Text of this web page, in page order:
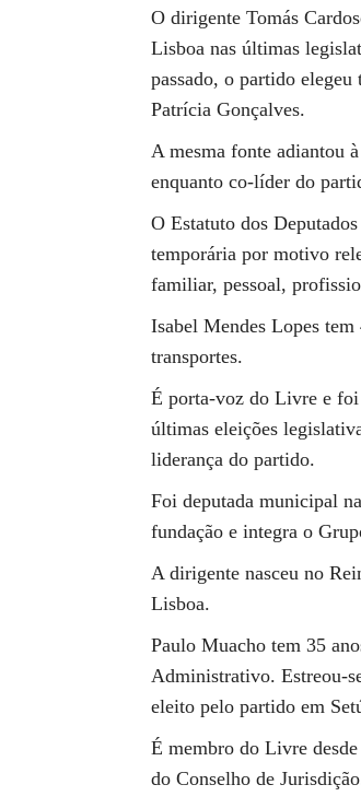
O dirigente Tomás
Lisboa nas últimas
passado, o partido
Patrícia Gonçalves.
A mesma fonte adiantou
enquanto co-líder do
O Estatuto dos
temporária por motivo
familiar, pessoal,
Isabel Mendes Lopes
transportes.
É porta-voz do Livre e foi
últimas eleições
liderança do partido.
Foi deputada municipal
fundação e integra o
A dirigente nasceu no
Lisboa.
Paulo Muacho tem 35
Administrativo. Estreou-
eleito pelo partido em
É membro do Livre
do Conselho de